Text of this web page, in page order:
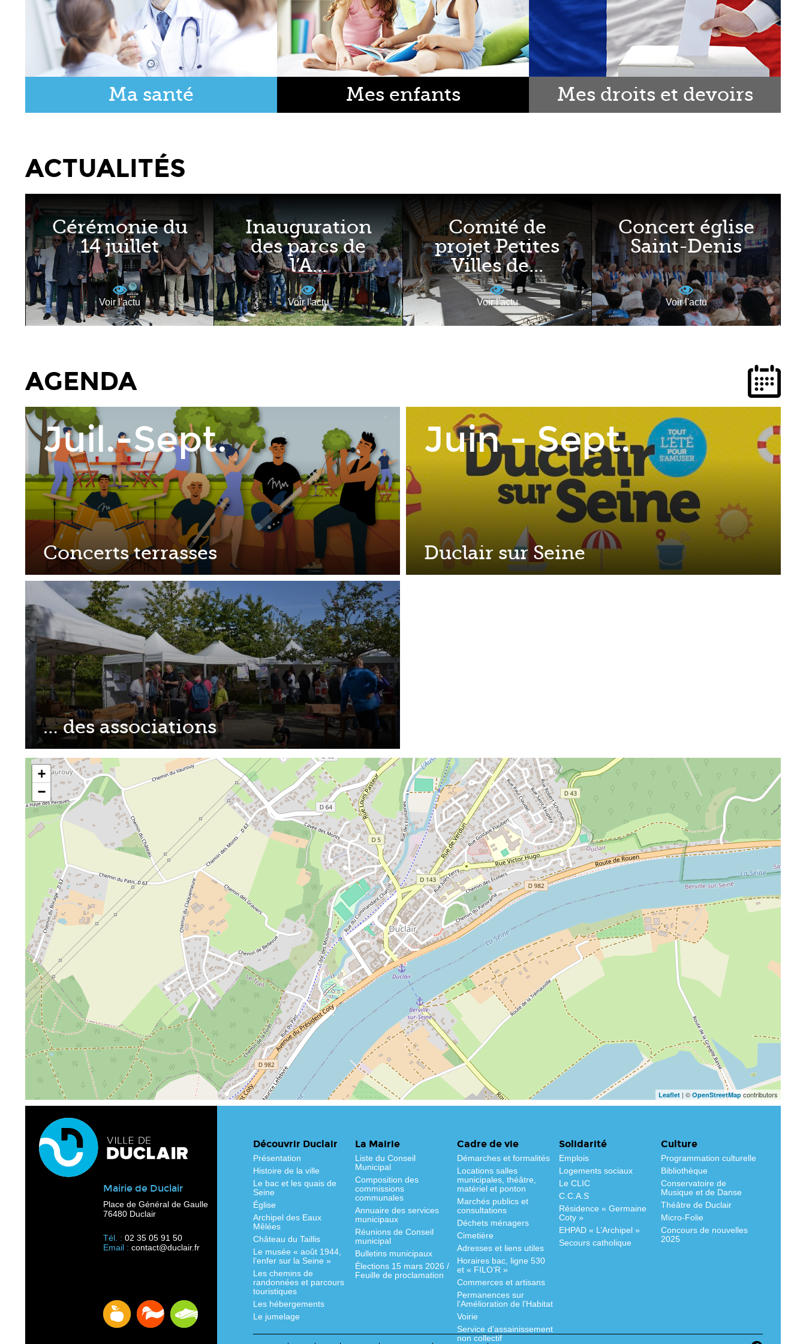
Ma santé Mes enfants Mes droits et devoirs
ACTUALITÉS
Cérémonie du
14 juillet
Voir l'actu
Inauguration
des parcs de
l’A...
Voir l'actu
Comité de
projet Petites
Villes de...
Voir l'actu
Concert église
Saint-Denis
Voir l'actu
AGENDA
Juil.-Sept.
Concerts terrasses
Juin - Sept.
Duclair sur Seine
… des associations
Chargement en cours
+
−
Leaflet | © OpenStreetMap contributors
Mairie de Duclair
Place de Général de Gaulle
76480 Duclair
Tél. : 02 35 05 91 50
Email : contact@duclair.fr
Découvrir Duclair
Présentation
Histoire de la ville
Le bac et les quais de
Seine
Église
Archipel des Eaux
Mêlées
Château du Taillis
Le musée « août 1944,
l’enfer sur la Seine »
Les chemins de
randonnées et parcours
touristiques
Les hébergements
Le jumelage
La Mairie
Liste du Conseil
Municipal
Composition des
commissions
communales
Annuaire des services
municipaux
Réunions de Conseil
municipal
Bulletins municipaux
Élections 15 mars 2026 /
Feuille de proclamation
Cadre de vie
Démarches et formalités
Locations salles
municipales, théâtre,
matériel et ponton
Marchés publics et
consultations
Déchets ménagers
Cimetière
Adresses et liens utiles
Horaires bac, ligne 530
et « FILO’R »
Commerces et artisans
Permanences sur
l’Amélioration de l’Habitat
Voirie
Service d’assainissement
non collectif
Solidarité
Emplois
Logements sociaux
Le CLIC
C.C.A.S
Résidence « Germaine
Coty »
EHPAD « L’Archipel »
Secours catholique
Culture
Programmation culturelle
Bibliothèque
Conservatoire de
Musique et de Danse
Théâtre de Duclair
Micro-Folie
Concours de nouvelles
2025